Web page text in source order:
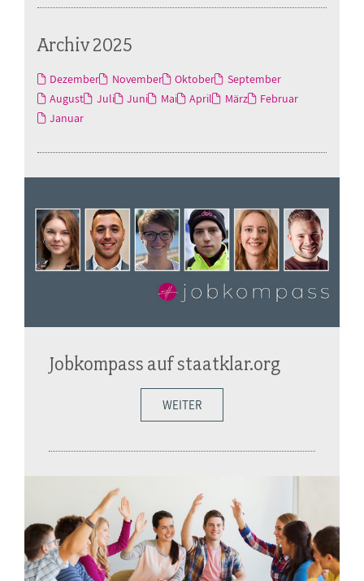
Archiv 2025
Dezember November Oktober
September
August
Juli Juni Mai April März
Februar
Januar
Jobkompass auf staatklar.org
WEITER